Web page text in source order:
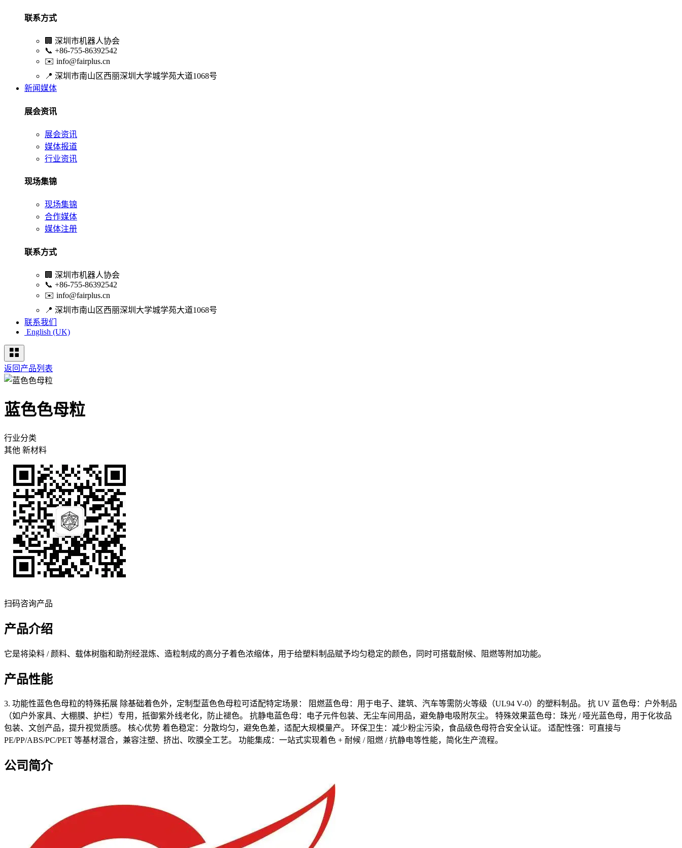
联系方式
🏢 深圳市机器人协会
📞 +86-755-86392542
✉️ info@fairplus.cn
📍 深圳市南山区西丽深圳大学城学苑大道1068号
新闻媒体
展会资讯
展会资讯
媒体报道
行业资讯
现场集锦
现场集锦
合作媒体
媒体注册
联系方式
🏢 深圳市机器人协会
📞 +86-755-86392542
✉️ info@fairplus.cn
📍 深圳市南山区西丽深圳大学城学苑大道1068号
联系我们
English (UK)
返回产品列表
蓝色色母粒
行业分类
其他 新材料
扫码咨询产品
产品介绍
它是将染料 / 颜料、载体树脂和助剂经混炼、造粒制成的高分子着色浓缩体，用于给塑料制品赋予均匀稳定的颜色，同时可搭载耐候、阻燃等附加功能。
产品性能
3. 功能性蓝色色母粒的特殊拓展 除基础着色外，定制型蓝色色母粒可适配特定场景： 阻燃蓝色母：用于电子、建筑、汽车等需防火等级（UL94 V-0）的塑料制品。 抗 UV 蓝色母：户外制品
（如户外家具、大棚膜、护栏）专用，抵御紫外线老化，防止褪色。 抗静电蓝色母：电子元件包装、无尘车间用品，避免静电吸附灰尘。 特殊效果蓝色母：珠光 / 哑光蓝色母，用于化妆品
包装、文创产品，提升视觉质感。 核心优势 着色稳定：分散均匀，避免色差，适配大规模量产。 环保卫生：减少粉尘污染，食品级色母符合安全认证。 适配性强：可直接与
PE/PP/ABS/PC/PET 等基材混合，兼容注塑、挤出、吹膜全工艺。 功能集成：一站式实现着色 + 耐候 / 阻燃 / 抗静电等性能，简化生产流程。
公司简介